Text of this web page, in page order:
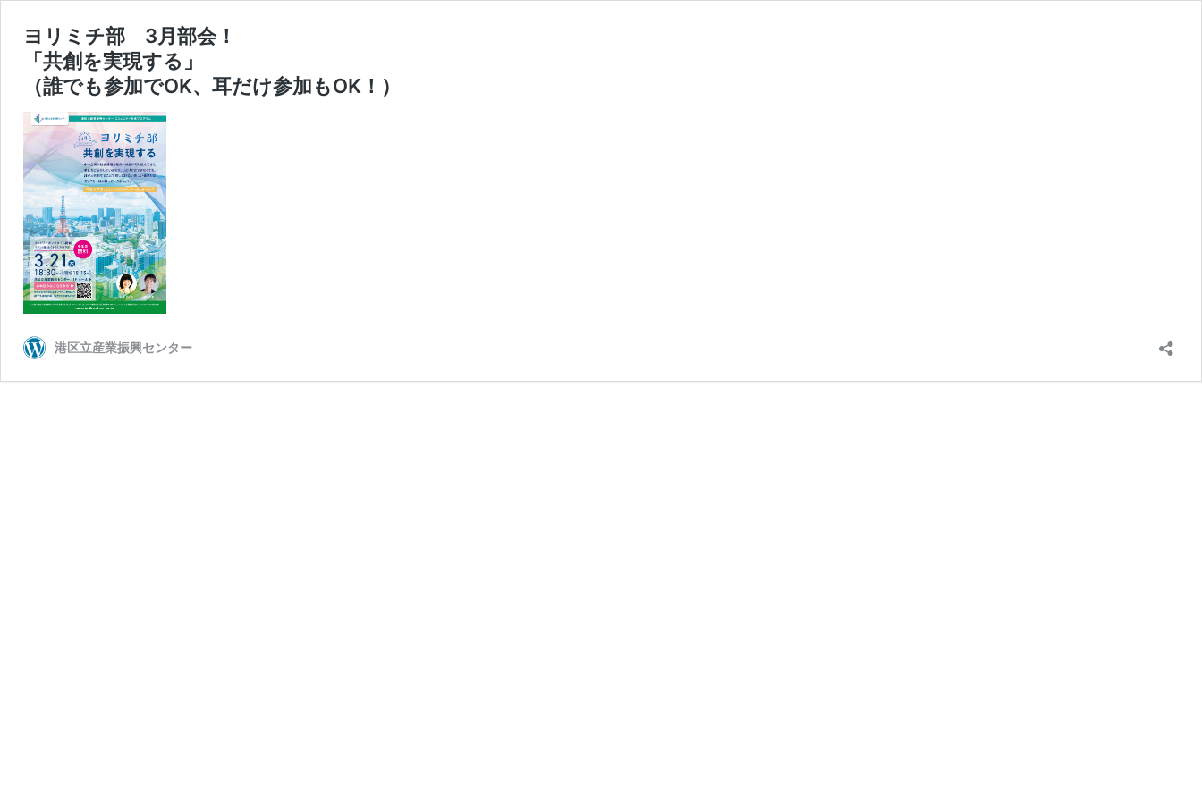
ヨリミチ部 3月部会！
「共創を実現する」
（誰でも参加でOK、耳だけ参加もOK！）
港区立産業振興センター